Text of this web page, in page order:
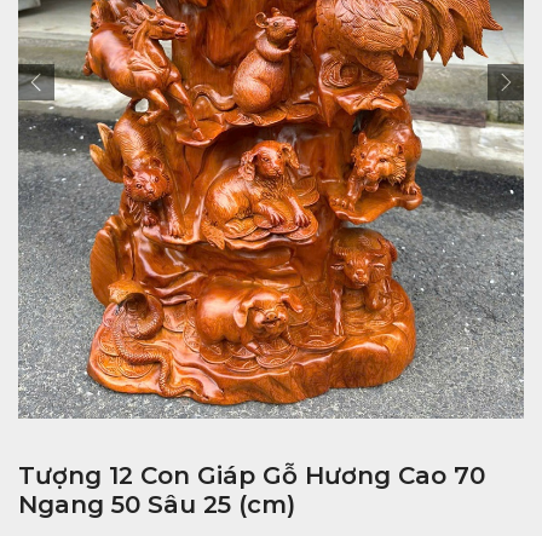
Tượng 12 Con Giáp Gỗ Hương Cao 70
Ngang 50 Sâu 25 (cm)